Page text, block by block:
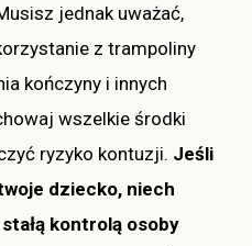
jednak uważać,
z trampoliny
kończyny i innych
wszelkie środki
ryzyko kontuzji. Jeśli
dziecko, niech
kontrolą osoby